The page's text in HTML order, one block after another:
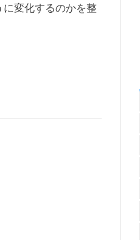
変化するのかを整